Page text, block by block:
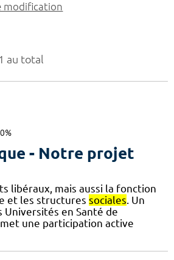
au total
- Notre projet
libéraux, mais aussi la fonction
et les structures sociales . Un
Universités en Santé de
une participation active
modification